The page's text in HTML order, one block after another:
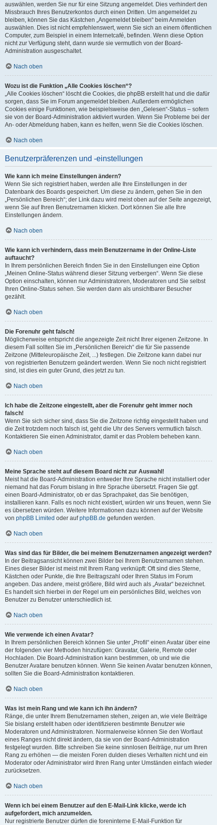
auswählen, werden Sie nur für eine Sitzung angemeldet. Dies verhindert den
Missbrauch Ihres Benutzerkontos durch einen Dritten. Um angemeldet zu
bleiben, können Sie das Kästchen „Angemeldet bleiben“ beim Anmelden
auswählen. Dies ist nicht empfehlenswert, wenn Sie sich an einem öffentlichen
Computer, zum Beispiel in einem Internetcafé, befinden. Wenn diese Option
nicht zur Verfügung steht, dann wurde sie vermutlich von der Board-
Administration ausgeschaltet.
Nach oben
Wozu ist die Funktion „Alle Cookies löschen“?
„Alle Cookies löschen“ löscht die Cookies, die phpBB erstellt hat und die dafür
sorgen, dass Sie im Forum angemeldet bleiben. Außerdem ermöglichen
Cookies einige Funktionen, wie beispielsweise den „Gelesen“-Status – sofern
sie von der Board-Administration aktiviert wurden. Wenn Sie Probleme bei der
An- oder Abmeldung haben, kann es helfen, wenn Sie die Cookies löschen.
Nach oben
Benutzerpräferenzen und -einstellungen
Wie kann ich meine Einstellungen ändern?
Wenn Sie sich registriert haben, werden alle Ihre Einstellungen in der
Datenbank des Boards gespeichert. Um diese zu ändern, gehen Sie in den
„Persönlichen Bereich“; der Link dazu wird meist oben auf der Seite angezeigt,
wenn Sie auf Ihren Benutzernamen klicken. Dort können Sie alle Ihre
Einstellungen ändern.
Nach oben
Wie kann ich verhindern, dass mein Benutzername in der Online-Liste
auftaucht?
In Ihrem persönlichen Bereich finden Sie in den Einstellungen eine Option
„Meinen Online-Status während dieser Sitzung verbergen“. Wenn Sie diese
Option einschalten, können nur Administratoren, Moderatoren und Sie selbst
Ihren Online-Status sehen. Sie werden dann als unsichtbarer Besucher
gezählt.
Nach oben
Die Forenuhr geht falsch!
Möglicherweise entspricht die angezeigte Zeit nicht Ihrer eigenen Zeitzone. In
diesem Fall sollten Sie im „Persönlichen Bereich“ die für Sie passende
Zeitzone (Mitteleuropäische Zeit, ...) festlegen. Die Zeitzone kann dabei nur
von registrierten Benutzern geändert werden. Wenn Sie noch nicht registriert
sind, ist dies ein guter Grund, dies jetzt zu tun.
Nach oben
Ich habe die Zeitzone eingestellt, aber die Forenuhr geht immer noch
falsch!
Wenn Sie sich sicher sind, dass Sie die Zeitzone richtig eingestellt haben und
die Zeit trotzdem noch falsch ist, geht die Uhr des Servers vermutlich falsch.
Kontaktieren Sie einen Administrator, damit er das Problem beheben kann.
Nach oben
Meine Sprache steht auf diesem Board nicht zur Auswahl!
Meist hat die Board-Administration entweder Ihre Sprache nicht installiert oder
niemand hat das Forum bislang in Ihre Sprache übersetzt. Fragen Sie ggf.
einen Board-Administrator, ob er das Sprachpaket, das Sie benötigen,
installieren kann. Falls es noch nicht existiert, würden wir uns freuen, wenn Sie
es übersetzen würden. Weitere Informationen dazu können auf der Website
von phpBB Limited oder aufphpBB.de gefunden werden.
Nach oben
Was sind das für Bilder, die bei meinem Benutzernamen angezeigt werden?
In der Beitragsansicht können zwei Bilder bei Ihrem Benutzernamen stehen.
Eines dieser Bilder ist meist mit Ihrem Rang verknüpft: Oft sind dies Sterne,
Kästchen oder Punkte, die Ihre Beitragszahl oder Ihren Status im Forum
angeben. Das andere, meist größere, Bild wird auch als „Avatar“ bezeichnet.
Es handelt sich hierbei in der Regel um ein persönliches Bild, welches von
Benutzer zu Benutzer unterschiedlich ist.
Nach oben
Wie verwende ich einen Avatar?
In Ihrem persönlichen Bereich können Sie unter „Profil“ einen Avatar über eine
der folgenden vier Methoden hinzufügen: Gravatar, Galerie, Remote oder
Hochladen. Die Board-Administration kann bestimmen, ob und wie die
Benutzer Avatare benutzen können. Wenn Sie keinen Avatar benutzen können,
sollten Sie die Board-Administration kontaktieren.
Nach oben
Was ist mein Rang und wie kann ich ihn ändern?
Ränge, die unter Ihrem Benutzernamen stehen, zeigen an, wie viele Beiträge
Sie bislang erstellt haben oder identifizieren bestimmte Benutzer wie
Moderatoren und Administratoren. Normalerweise können Sie den Wortlaut
eines Ranges nicht direkt ändern, da sie von der Board-Administration
festgelegt wurden. Bitte schreiben Sie keine sinnlosen Beiträge, nur um Ihren
Rang zu erhöhen — die meisten Foren dulden dieses Verhalten nicht und ein
Moderator oder Administrator wird Ihren Rang unter Umständen einfach wieder
zurücksetzen.
Nach oben
Wenn ich bei einem Benutzer auf den E-Mail-Link klicke, werde ich
aufgefordert, mich anzumelden.
Nur registrierte Benutzer dürfen die foreninterne E-Mail-Funktion für